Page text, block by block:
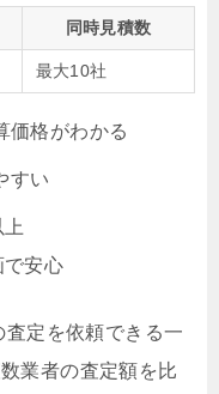
同時見積数
最大10社
価格がわかる
すい
安心
定を依頼できる一
業者の査定額を比